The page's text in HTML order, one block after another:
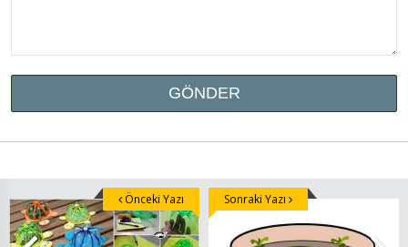
Önceki Yazı Sonraki Yazı